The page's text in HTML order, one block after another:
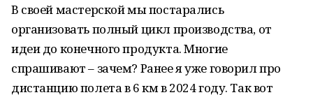
В своей мастерской мы постарались
организовать полный цикл производства, от
идеи до конечного продукта. Многие
спрашивают – зачем? Ранее я уже говорил про
дистанцию полета в 6 км в 2024 году. Так вот